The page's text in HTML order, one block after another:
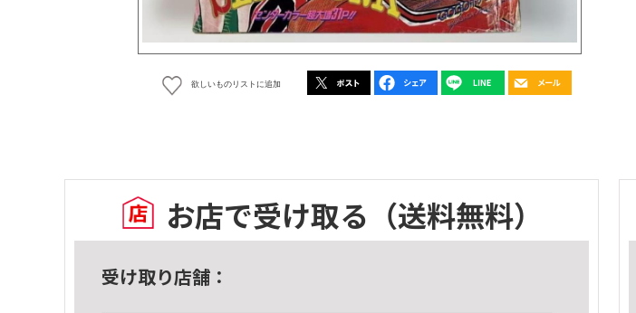
欲しいものリストに追加
お店で受け取る （送料無料）
受け取り店舗：